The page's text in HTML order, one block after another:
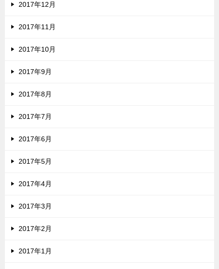
2017年12月
2017年11月
2017年10月
2017年9月
2017年8月
2017年7月
2017年6月
2017年5月
2017年4月
2017年3月
2017年2月
2017年1月